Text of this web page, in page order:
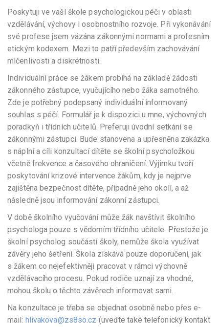
Poskytuji ve vaší škole psychologickou péči v oblasti
vzdělávání, výchovy i osobnostního rozvoje. Při vykonávání
své profese jsem vázána zákonnými normami a profesním
etickým kodexem. Mezi to patří především zachovávání
mlčenlivosti a diskrétnosti.
Individuální práce se žákem probíhá na základě žádosti
zákonného zástupce, vyučujícího nebo žáka samotného.
Zde je potřebný podepsaný individuální informovaný
souhlas s péčí. Formulář je k dispozici u mne, výchovných
poradkyň i třídních učitelů. Preferuji úvodní setkání se
zákonnými zástupci. Bude stanovena a upřesněna zakázka
s náplní a cíli konzultací dítěte se školní psycholožkou
včetně frekvence a časového ohraničení. Výjimku tvoří
poskytování krizové intervence žákům, kdy je nejprve
zajištěna bezpečnost dítěte, případně jeho okolí, a až
následně jsou informování zákonní zástupci.
V době školního vyučování může žák navštívit školního
psychologa pouze s vědomím třídního učitele. Přestože je
školní psycholog součástí školy, nemůže škola využívat
závěry jeho šetření. Škola získává pouze doporučení, jak
s žákem co nejefektivněji pracovat v rámci výchovně
vzdělávacího procesu. Pokud rodiče uznají za vhodné,
mohou školu o těchto závěrech informovat sami.
Na konzultace je třeba se objednat osobně nebo přes e-
mail: hlivakova@zs8so.cz (uveďte také telefonický kontakt